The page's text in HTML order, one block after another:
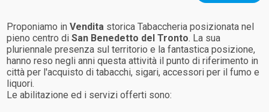
Proponiamo inVendita storica Tabaccheria posizionata nel
pieno centro diSan Benedetto del Tronto. La sua
pluriennale presenza sul territorio e la fantastica posizione,
hanno reso negli anni questa attività il punto di riferimento in
città per l'acquisto di tabacchi, sigari, accessori per il fumo e
liquori.
Le abilitazione ed i servizi offerti sono: